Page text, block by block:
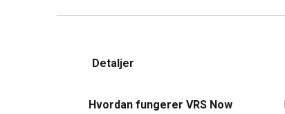
Detaljer
Hvordan fungerer VRS Now